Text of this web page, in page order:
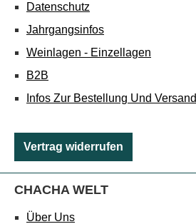
Datenschutz
Jahrgangsinfos
Weinlagen - Einzellagen
B2B
Infos Zur Bestellung Und Versand
Vertrag widerrufen
CHACHA WELT
Über Uns